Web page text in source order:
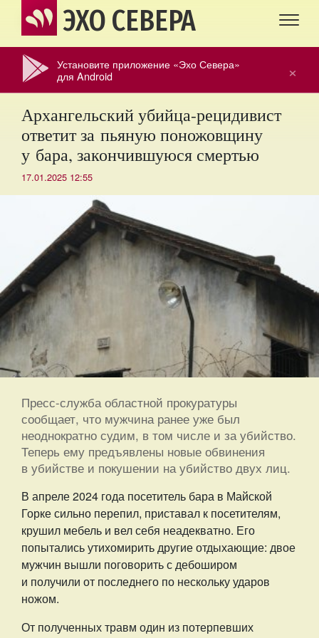
ЭХО СЕВЕРА
×
Установите приложение «Эхо Севера»
для Android
Архангельский убийца-рецидивист
ответит за пьяную поножовщину
у бара, закончившуюся смертью
17.01.2025 12:55
Пресс-служба областной прокуратуры
сообщает, что мужчина ранее уже был
неоднократно судим, в том числе и за убийство.
Теперь ему предъявлены новые обвинения
в убийстве и покушении на убийство двух лиц.
В апреле 2024 года посетитель бара в Майской
Горке сильно перепил, приставал к посетителям,
крушил мебель и вел себя неадекватно. Его
попытались утихомирить другие отдыхающие: двое
мужчин вышли поговорить с дебоширом
и получили от последнего по нескольку ударов
ножом.
От полученных травм один из потерпевших